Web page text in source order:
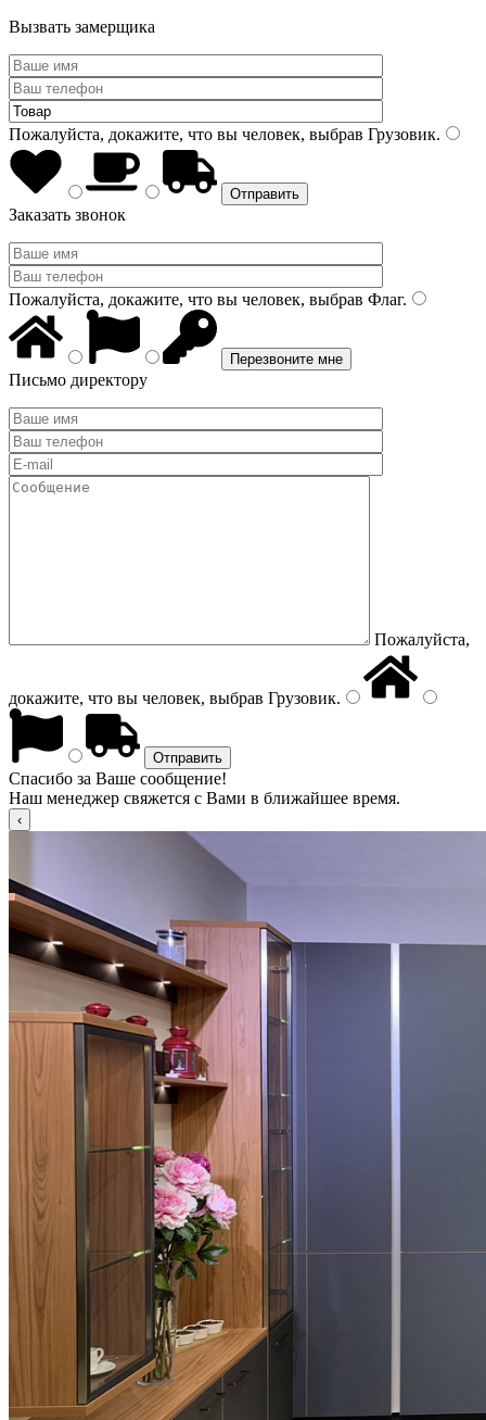
Вызвать замерщика
Пожалуйста, докажите, что вы человек, выбрав Грузовик.
Заказать звонок
Пожалуйста, докажите, что вы человек, выбрав Флаг.
Письмо директору
Пожалуйста,
докажите, что вы человек, выбрав Грузовик.
Спасибо за Ваше сообщение!
Наш менеджер свяжется с Вами в ближайшее время.